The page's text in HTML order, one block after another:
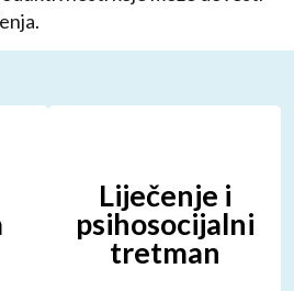
Liječenje i
psihosocijalni
tretman